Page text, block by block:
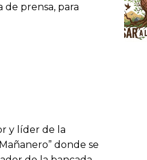
de prensa, para
y líder de la
donde se